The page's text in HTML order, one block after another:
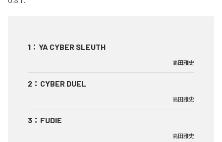
1 ： YA CYBER SLEUTH
高田雅史
2 ： CYBER DUEL
高田雅史
3 ： FUDIE
高田雅史